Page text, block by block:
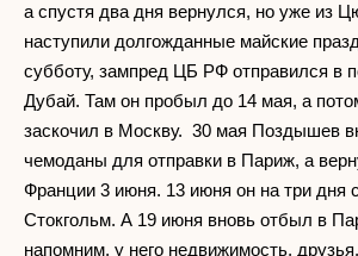
а спустя два дня вернулся, но уже из
наступили долгожданные майские
субботу, зампред ЦБ РФ отправился в
Дубай. Там он пробыл до 14 мая, а
заскочил в Москву. 30 мая Поздышев
чемоданы для отправки в Париж, а
Франции 3 июня. 13 июня он на три дня
Стокгольм. А 19 июня вновь отбыл в
напомним, у него недвижимость,